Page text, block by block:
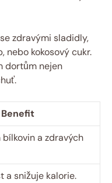
zdravými sladidly,
nebo kokosový ​cukr.
dortům‍ nejen‍
Benefit
⁤a zdravých
a snižuje ‌kalorie.